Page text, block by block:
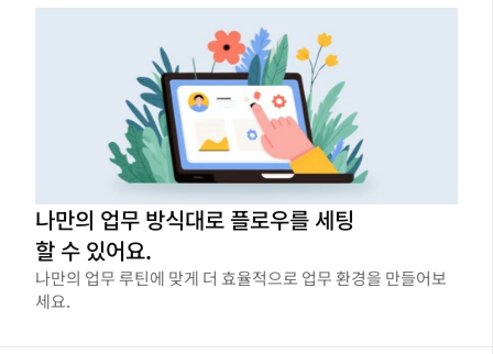
나만의 업무 방식대로 플로우를 세팅
할 수 있어요.
나만의 업무 루틴에 맞게 더 효율적으로 업무 환경을 만들어보
세요.